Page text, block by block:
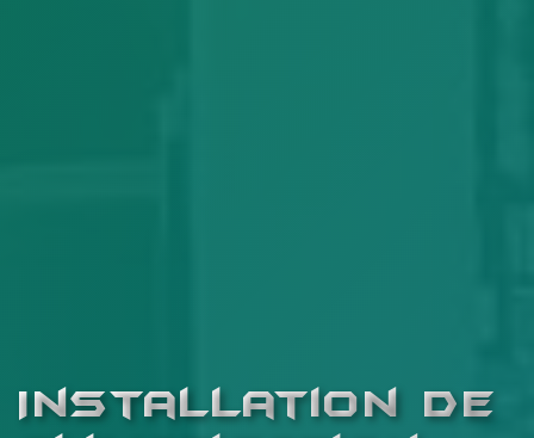
Installation de